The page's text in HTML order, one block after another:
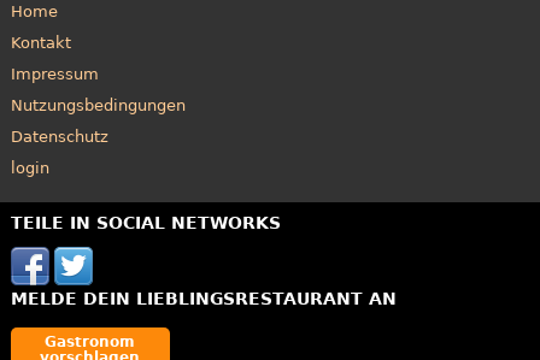
Home
Kontakt
Impressum
Nutzungsbedingungen
Datenschutz
login
TEILE IN SOCIAL NETWORKS
MELDE DEIN LIEBLINGSRESTAURANT AN
Gastronom